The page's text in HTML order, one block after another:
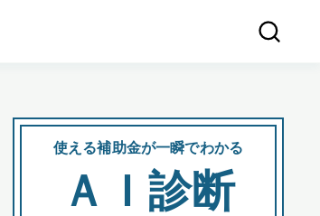
使える補助金が一瞬でわかる
ＡＩ診断